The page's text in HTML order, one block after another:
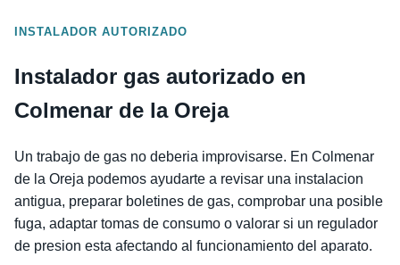
INSTALADOR AUTORIZADO
Instalador gas autorizado en
Colmenar de la Oreja
Un trabajo de gas no deberia improvisarse. En Colmenar
de la Oreja podemos ayudarte a revisar una instalacion
antigua, preparar boletines de gas, comprobar una posible
fuga, adaptar tomas de consumo o valorar si un regulador
de presion esta afectando al funcionamiento del aparato.